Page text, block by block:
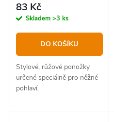
83 Kč
Skladem >3 ks
DO KOŠÍKU
Stylové, růžové ponožky
určené speciálně pro něžné
pohlaví.